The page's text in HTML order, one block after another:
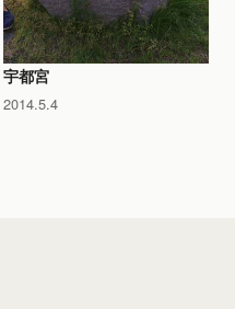
宇都宮
2014.5.4